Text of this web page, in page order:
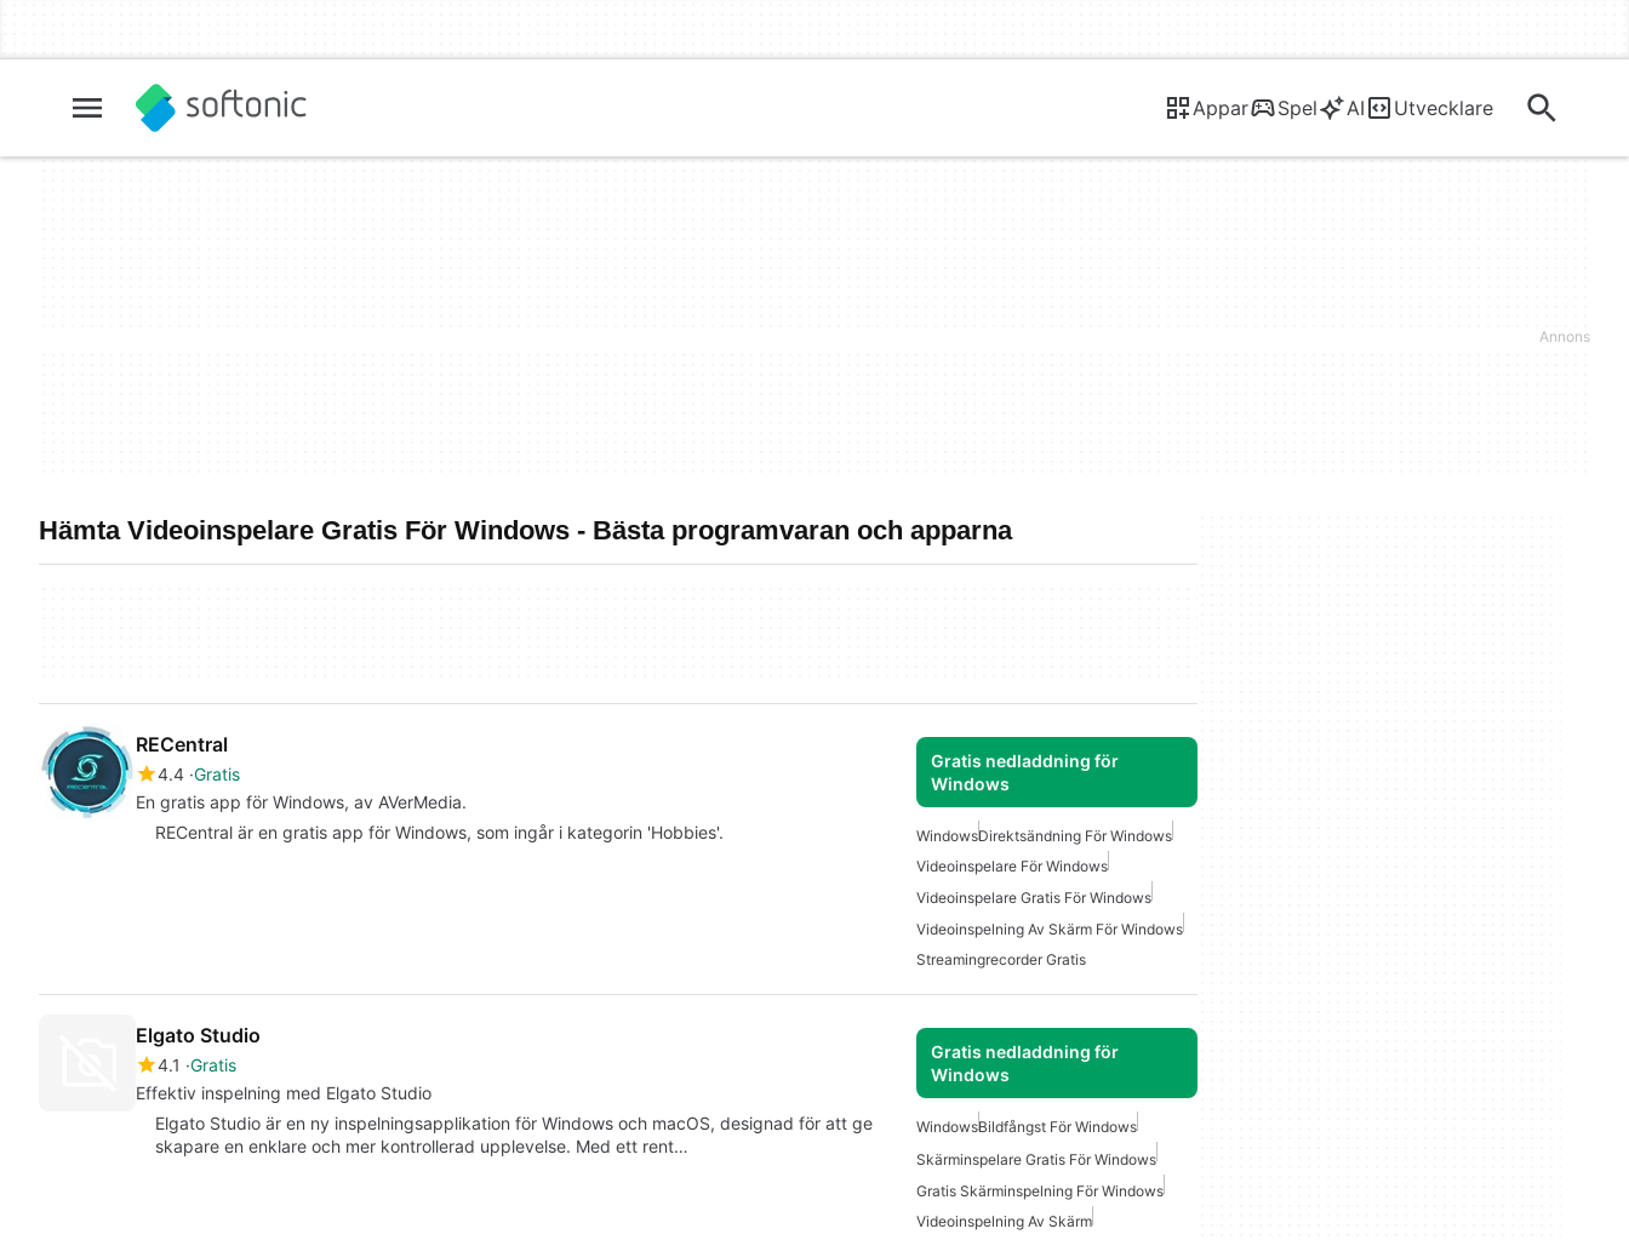
Appar Spel AI Utvecklare
Hämta Videoinspelare Gratis För Windows - Bästa programvaran och apparna
RECentral
4.4 Gratis
En gratis app för Windows, av AVerMedia.
Gratis nedladdning för
Windows
RECentral är en gratis app för Windows, som ingår i kategorin 'Hobbies'. WindowsDirektsändning För Windows
Videoinspelare För Windows
Videoinspelare Gratis För Windows
Videoinspelning Av Skärm För Windows
Streamingrecorder Gratis
Elgato Studio
4.1 Gratis
Effektiv inspelning med Elgato Studio
Gratis nedladdning för
Windows
Elgato Studio är en ny inspelningsapplikation för Windows och macOS, designad för att ge
skapare en enklare och mer kontrollerad upplevelse. Med ett rent…
WindowsBildfångst För Windows
Skärminspelare Gratis För Windows
Gratis Skärminspelning För Windows
Videoinspelning Av Skärm